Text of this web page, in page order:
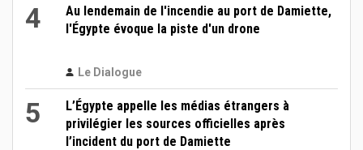
4
Au lendemain de l'incendie au port de Damiette,
l'Égypte évoque la piste d'un drone
Le Dialogue
5
L’Égypte appelle les médias étrangers à
privilégier les sources officielles après
l’incident du port de Damiette